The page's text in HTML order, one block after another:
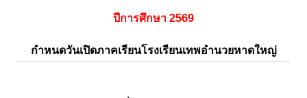
ปีการศึกษา 2569
กำหนดวันเปิดภาคเรียนโรงเรียนเทพอำนวยหาดใหญ่